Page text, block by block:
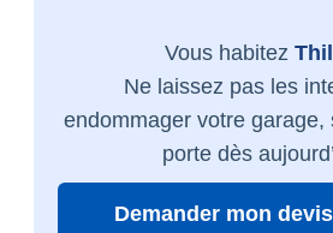
Vous habitez
Ne laissez pas les
endommager votre garage,
porte dès
Demander mon